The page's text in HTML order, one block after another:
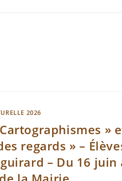
2026
»
regards » –
– Du 16 juin